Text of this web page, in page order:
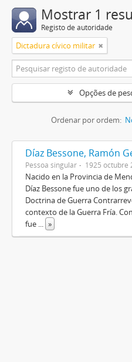
Mostrar 1
Registo de autoridade
Dictadura cívico militar
Opções de
Ordenar por ordem:
Díaz Bessone, Ramón
Pessoa singular 1925 octubre
Nacido en la Provincia de
Díaz Bessone fue uno de los
Doctrina de Guerra
contexto de la Guerra Fría.
fue ... »